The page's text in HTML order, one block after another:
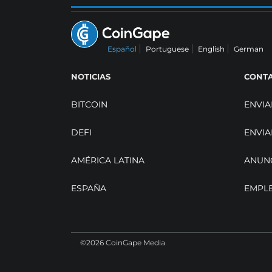
Español Portuguese English German
NOTICIAS
BITCOIN
DEFI
AMÉRICA LATINA
ESPAÑA
©2026 CoinGape Media